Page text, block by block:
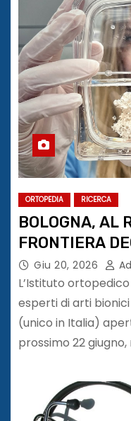
ORTOPEDIA RICERCA
BOLOGNA, AL
FRONTIERA
Giu 20, 2026
L’Istituto
esperti di arti
(unico in Italia)
prossimo 22 giugno,